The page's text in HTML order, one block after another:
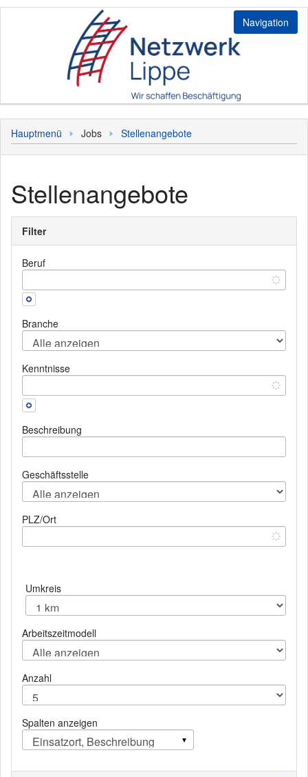
Navigation
Jobs
Stellenangebote
Login
Bediener
Kunde
Personal
Sonstiges
Hauptmenü
Hauptmenü Jobs Stellenangebote
Stellenangebote
Filter
Beruf
Branche
Kenntnisse
Beschreibung
Geschäftsstelle
PLZ/Ort
Umkreis
Arbeitszeitmodell
Anzahl
Spalten anzeigen
Einsatzort, Beschreibung